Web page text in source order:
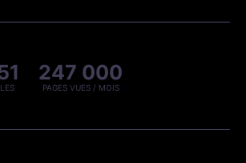
247 000
PAGES VUES / MOIS